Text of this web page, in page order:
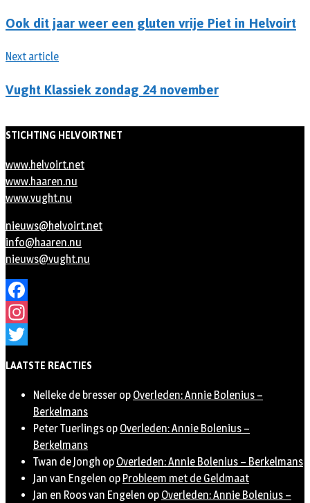
Ook dit jaar weer een gluten vrije Piet in Helvoirt
Next article
Vught Klassiek zondag 24 november
STICHTING HELVOIRTNET
www.helvoirt.net
www.haaren.nu
www.vught.nu
nieuws@helvoirt.net
info@haaren.nu
nieuws@vught.nu
Facebook
Instagram
LAATSTE REACTIES
Nelleke de bresser op Overleden: Annie Bolenius –
Berkelmans
Peter Tuerlings op Overleden: Annie Bolenius –
Berkelmans
Twan de Jongh op Overleden: Annie Bolenius – Berkelmans
Jan van Engelen op Probleem met de Geldmaat
Jan en Roos van Engelen op Overleden: Annie Bolenius –